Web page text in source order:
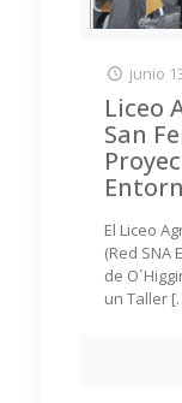
junio
Liceo
San
El Liceo
(Red SNA
de
un Taller